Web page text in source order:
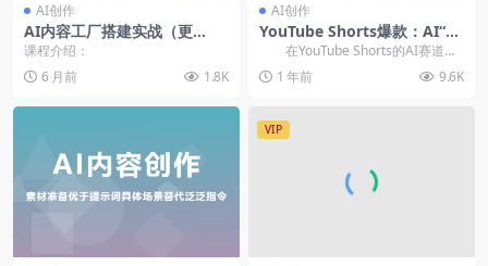
AI创作
AI内容工厂搭建实战（更
新）：从预判到批量生成，效
率提升10倍，打造电商内容增
长飞轮
课程介绍：
6 月前
1.8K
AI创作
YouTube Shorts爆款：AI“天
使狗狗”视频制作全攻略【飞书
文档】
在YouTube Shorts的AI赛道
上，一个名为“天使狗狗”...
1 年前 9.6K
VIP